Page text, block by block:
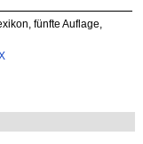
fünfte Auflage,